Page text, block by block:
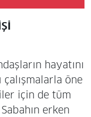
hayatını
çalışmalarla öne
için de tüm
erken